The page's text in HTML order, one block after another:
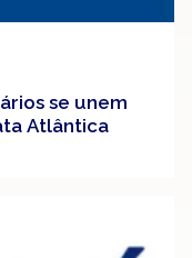
se unem
Atlântica